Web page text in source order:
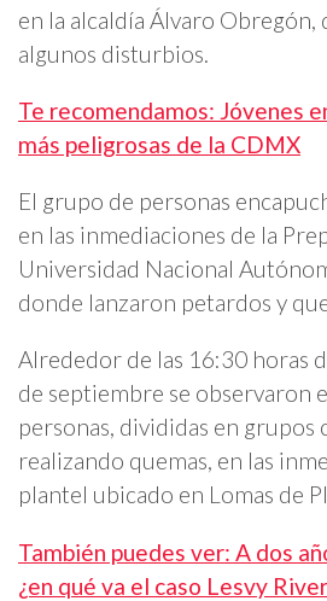
en la alcaldía Álvaro
algunos disturbios.
Te recomendamos: Jóvenes
más peligrosas de la CDMX
El grupo de personas
en las inmediaciones de la
Universidad Nacional
donde lanzaron petardos y
Alrededor de las 16:30 horas
de septiembre se observaron
personas, divididas en grupos
realizando quemas, en las
plantel ubicado en Lomas de
También puedes ver: A dos
¿en qué va el caso Lesvy